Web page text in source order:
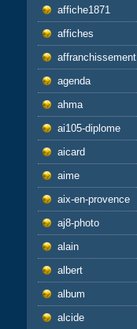
affiche1871
affiches
affranchissement
agenda
ahma
ai105-diplome
aicard
aime
aix-en-provence
aj8-photo
alain
albert
album
alcide